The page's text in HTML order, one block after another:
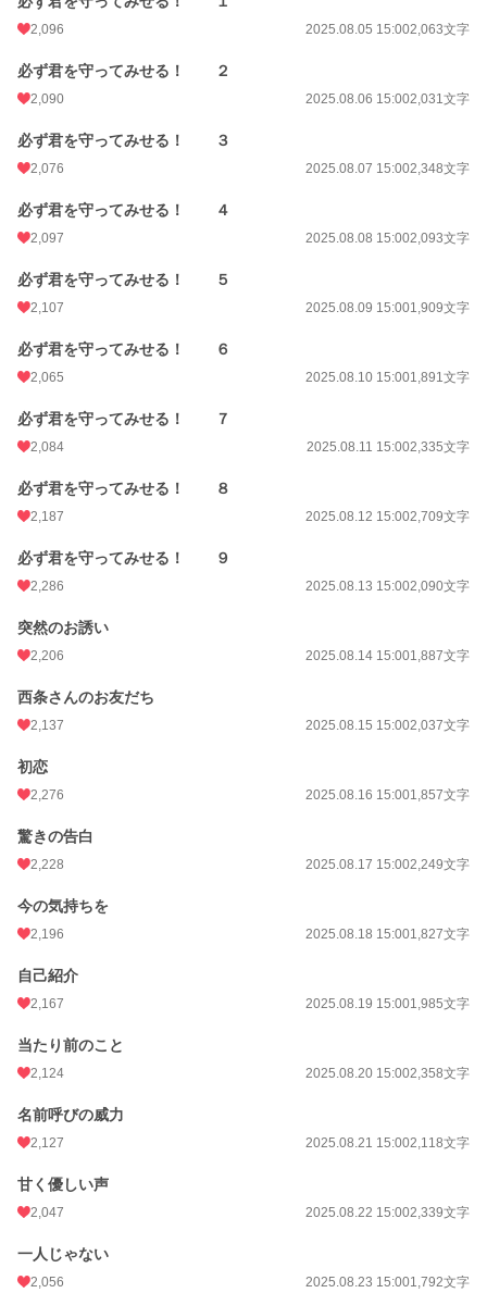
2,096 2025.08.05 15:002,063文字
必ず君を守ってみせる！ ２
2,090 2025.08.06 15:002,031文字
必ず君を守ってみせる！ ３
2,076 2025.08.07 15:002,348文字
必ず君を守ってみせる！ ４
2,097 2025.08.08 15:002,093文字
必ず君を守ってみせる！ ５
2,107 2025.08.09 15:001,909文字
必ず君を守ってみせる！ ６
2,065 2025.08.10 15:001,891文字
必ず君を守ってみせる！ ７
2,084 2025.08.11 15:002,335文字
必ず君を守ってみせる！ ８
2,187 2025.08.12 15:002,709文字
必ず君を守ってみせる！ ９
2,286 2025.08.13 15:002,090文字
突然のお誘い
2,206 2025.08.14 15:001,887文字
西条さんのお友だち
2,137 2025.08.15 15:002,037文字
初恋
2,276 2025.08.16 15:001,857文字
驚きの告白
2,228 2025.08.17 15:002,249文字
今の気持ちを
2,196 2025.08.18 15:001,827文字
自己紹介
2,167 2025.08.19 15:001,985文字
当たり前のこと
2,124 2025.08.20 15:002,358文字
名前呼びの威力
2,127 2025.08.21 15:002,118文字
甘く優しい声
2,047 2025.08.22 15:002,339文字
一人じゃない
2,056 2025.08.23 15:001,792文字